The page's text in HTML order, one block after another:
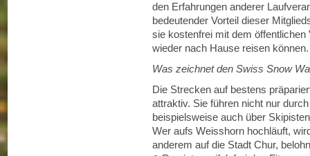
den Erfahrungen anderer
bedeutender Vorteil dieser
sie kostenfrei mit dem
wieder nach Hause reisen
Was zeichnet den Swiss Snow
Die Strecken auf bestens
attraktiv. Sie führen nicht nur
beispielsweise auch über
Wer aufs Weisshorn hochläuft,
anderem auf die Stadt Chur,